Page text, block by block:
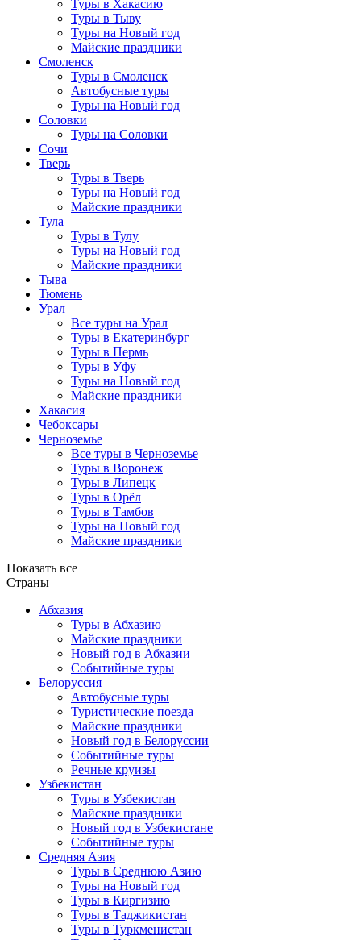
Туры в Хакасию
Туры в Тыву
Туры на Новый год
Майские праздники
Смоленск
Туры в Смоленск
Автобусные туры
Туры на Новый год
Соловки
Туры на Соловки
Сочи
Тверь
Туры в Тверь
Туры на Новый год
Майские праздники
Тула
Туры в Тулу
Туры на Новый год
Майские праздники
Тыва
Тюмень
Урал
Все туры на Урал
Туры в Екатеринбург
Туры в Пермь
Туры в Уфу
Туры на Новый год
Майские праздники
Хакасия
Чебоксары
Черноземье
Все туры в Черноземье
Туры в Воронеж
Туры в Липецк
Туры в Орёл
Туры в Тамбов
Туры на Новый год
Майские праздники
Показать все
Страны
Абхазия
Туры в Абхазию
Майские праздники
Новый год в Абхазии
Событийные туры
Белоруссия
Автобусные туры
Туристические поезда
Майские праздники
Новый год в Белоруссии
Событийные туры
Речные круизы
Узбекистан
Туры в Узбекистан
Майские праздники
Новый год в Узбекистане
Событийные туры
Средняя Азия
Туры в Среднюю Азию
Туры на Новый год
Туры в Киргизию
Туры в Таджикистан
Туры в Туркменистан